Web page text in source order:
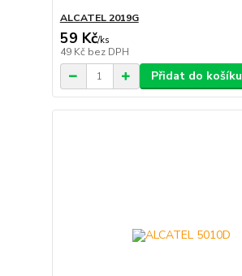
ALCATEL 2019G
59 Kč/ks
49 Kč bez DPH
Přidat do košíku